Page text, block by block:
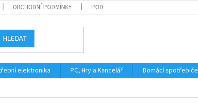
OBCHODNÍ PODMÍNKY PODMÍNKY OCHRANY OSOBNÍCH ÚDAJŮ
HLEDAT
elektronika PC, Hry a Kancelář Domácí spotřebiče